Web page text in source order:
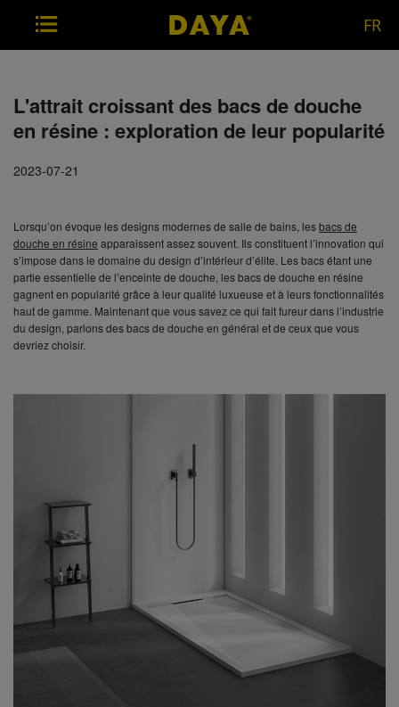
FR
L'attrait croissant des bacs de douche
en résine : exploration de leur popularité
2023-07-21
Lorsqu’on évoque les designs modernes de salle de bains, lesbacs de
douche en résine apparaissent assez souvent. Ils constituent l’innovation qui
s’impose dans le domaine du design d’intérieur d’élite. Les bacs étant une
partie essentielle de l’enceinte de douche, les bacs de douche en résine
gagnent en popularité grâce à leur qualité luxueuse et à leurs fonctionnalités
haut de gamme. Maintenant que vous savez ce qui fait fureur dans l’industrie
du design, parlons des bacs de douche en général et de ceux que vous
devriez choisir.